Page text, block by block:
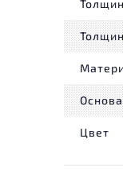
Цвет